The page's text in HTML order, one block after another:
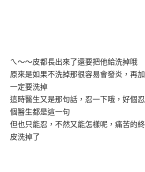
ㄟ～～皮都長出來了還要把他給洗掉哦
原來是如果不洗掉那很容易會發炎，再
一定要洗掉
這時醫生又是那句話，忍一下哦，好個
個醫生都是這一句
但也只能忍，不然又能怎樣呢，痛苦的
皮洗掉了